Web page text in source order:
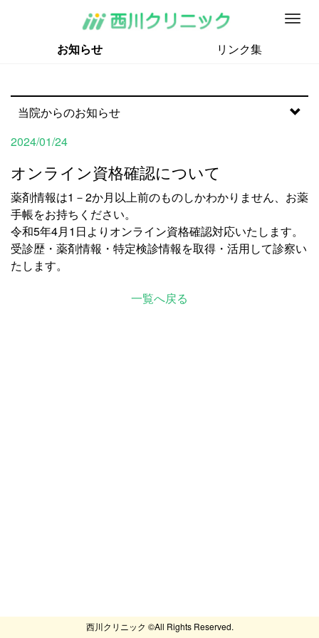
M
お知らせ リンク集
当院からのお知らせ
2024/01/24
オンライン資格確認について
薬剤情報は1－2か月以上前のものしかわかりません、お薬
手帳をお持ちください。
令和5年4月1日よりオンライン資格確認対応いたします。
受診歴・薬剤情報・特定検診情報を取得・活用して診察い
たします。
一覧へ戻る
西川クリニック ©All Rights Reserved.